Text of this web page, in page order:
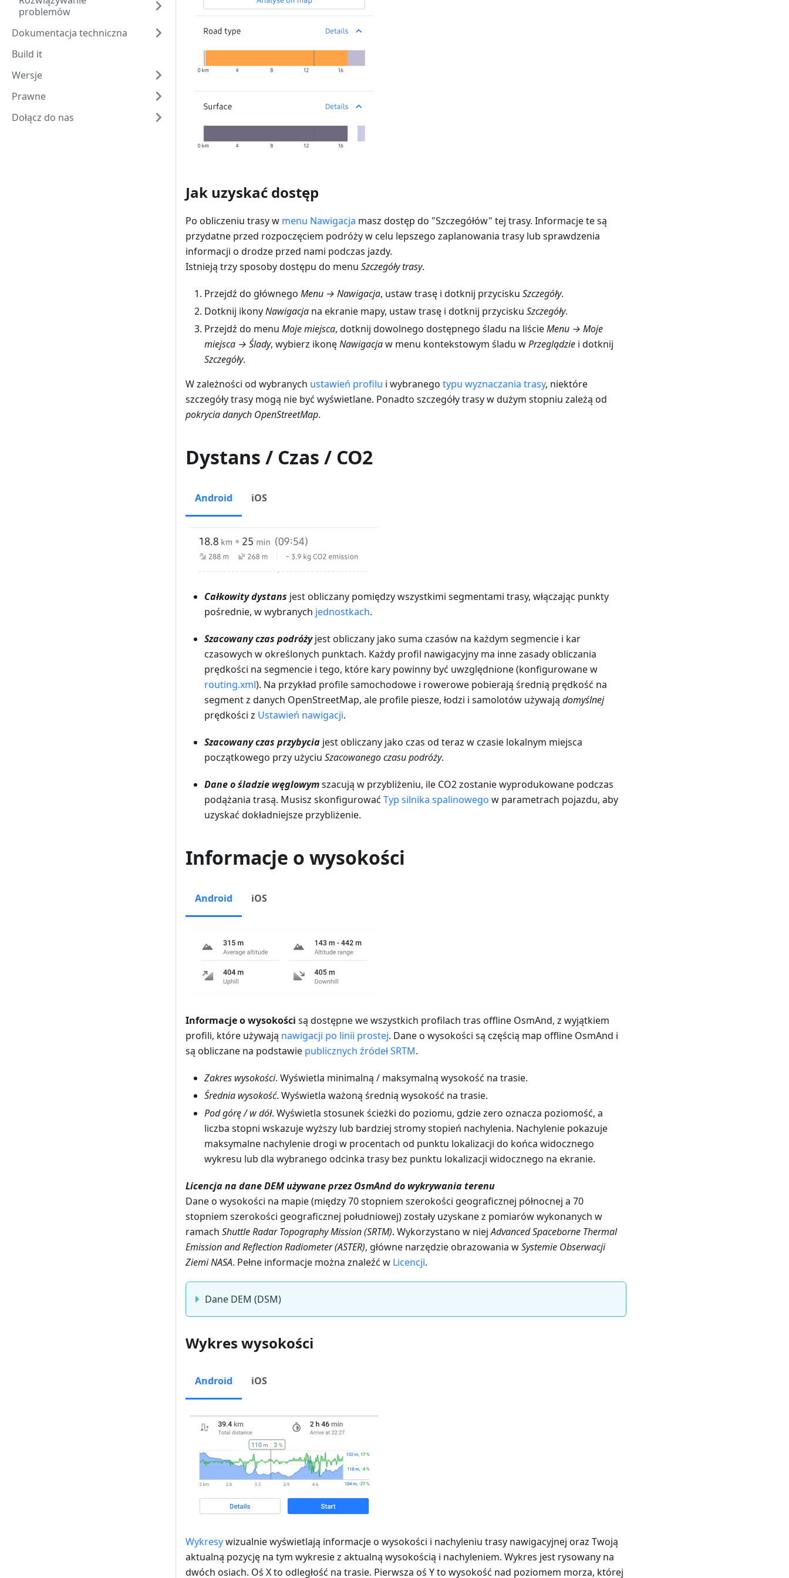
problemów
Dokumentacja techniczna
Build it
Wersje
Prawne
Dołącz do nas
Jak uzyskać dostęp
Po obliczeniu trasy w menu Nawigacja masz dostęp do "Szczegółów" tej trasy. Informacje te są
przydatne przed rozpoczęciem podróży w celu lepszego zaplanowania trasy lub sprawdzenia
informacji o drodze przed nami podczas jazdy.
Istnieją trzy sposoby dostępu do menu Szczegóły trasy.
Przejdź do głównego Menu → Nawigacja, ustaw trasę i dotknij przycisku Szczegóły.
Dotknij ikonyNawigacja na ekranie mapy, ustaw trasę i dotknij przycisku Szczegóły.
Przejdź do menu Moje miejsca, dotknij dowolnego dostępnego śladu na liścieMenu → Moje
miejsca → Ślady, wybierz ikonęNawigacjaw menu kontekstowym śladu wPrzeglądzie i dotknij
Szczegóły.
W zależności od wybranych ustawień profilu i wybranego typu wyznaczania trasy, niektóre
szczegóły trasy mogą nie być wyświetlane. Ponadto szczegóły trasy w dużym stopniu zależą od
pokrycia danych OpenStreetMap.
Dystans / Czas / CO2
Android iOS
Całkowity dystans jest obliczany pomiędzy wszystkimi segmentami trasy, włączając punkty
pośrednie, w wybranych jednostkach.
Szacowany czas podróżyjest obliczany jako suma czasów na każdym segmencie i kar
czasowych w określonych punktach. Każdy profil nawigacyjny ma inne zasady obliczania
prędkości na segmencie i tego, które kary powinny być uwzględnione (konfigurowane w
routing.xml). Na przykład profile samochodowe i rowerowe pobierają średnią prędkość na
segment z danych OpenStreetMap, ale profile piesze, łodzi i samolotów używają domyślnej
prędkości z Ustawień nawigacji.
Szacowany czas przybycia jest obliczany jako czas od teraz w czasie lokalnym miejsca
początkowego przy użyciu Szacowanego czasu podróży.
Dane o śladzie węglowymszacują w przybliżeniu, ile CO2 zostanie wyprodukowane podczas
podążania trasą. Musisz skonfigurować Typ silnika spalinowego w parametrach pojazdu, aby
uzyskać dokładniejsze przybliżenie.
Informacje o wysokości
Android iOS
Informacje o wysokości są dostępne we wszystkich profilach tras offline OsmAnd, z wyjątkiem
profili, które używają nawigacji po linii prostej. Dane o wysokości są częścią map offline OsmAnd i
są obliczane na podstawie publicznych źródeł SRTM.
Zakres wysokości. Wyświetla minimalną / maksymalną wysokość na trasie.
Średnia wysokość. Wyświetla ważoną średnią wysokość na trasie.
Pod górę / w dół. Wyświetla stosunek ścieżki do poziomu, gdzie zero oznacza poziomość, a
liczba stopni wskazuje wyższy lub bardziej stromy stopień nachylenia. Nachylenie pokazuje
maksymalne nachylenie drogi w procentach od punktu lokalizacji do końca widocznego
wykresu lub dla wybranego odcinka trasy bez punktu lokalizacji widocznego na ekranie.
Licencja na dane DEM używane przez OsmAnd do wykrywania terenu
Dane o wysokości na mapie (między 70 stopniem szerokości geograficznej północnej a 70
stopniem szerokości geograficznej południowej) zostały uzyskane z pomiarów wykonanych w
ramach Shuttle Radar Topography Mission (SRTM). Wykorzystano w niejAdvanced Spaceborne Thermal
Emission and Reflection Radiometer (ASTER), główne narzędzie obrazowania wSystemie Obserwacji
Ziemi NASA. Pełne informacje można znaleźć w Licencji.
Dane DEM (DSM)
Wykres wysokości
Android iOS
Wykresywizualnie wyświetlają informacje o wysokości i nachyleniu trasy nawigacyjnej oraz Twoją
aktualną pozycję na tym wykresie z aktualną wysokością i nachyleniem. Wykres jest rysowany na
dwóch osiach. Oś X to odległość na trasie. Pierwsza oś Y to wysokość nad poziomem morza, której